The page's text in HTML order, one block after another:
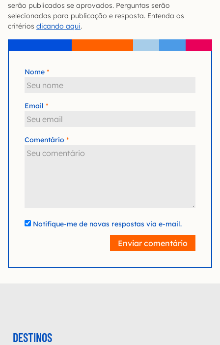
serão publicados se aprovados. Perguntas serão
selecionadas para publicação e resposta. Entenda os
critérios clicando aqui.
Nome
Email
Comentário
Notifique-me de novas respostas via e-mail.
Enviar comentário
DESTINOS